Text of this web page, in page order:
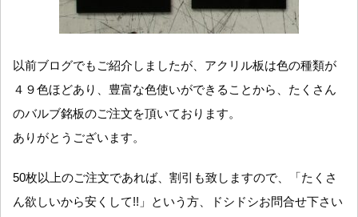
以前ブログでもご紹介しましたが、アクリル板は色の種類が
４９色ほどあり、豊富な色使いができることから、たくさん
のバルブ銘板のご注文を頂いております。
ありがとうございます。
50枚以上のご注文であれば、割引も致しますので、「たくさ
ん欲しいから安くして!!」という方、ドシドシお問合せ下さい